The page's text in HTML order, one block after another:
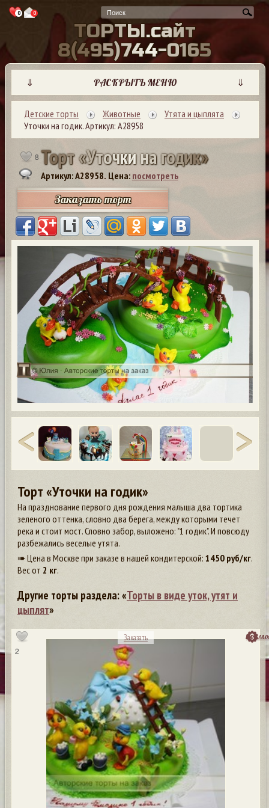
0 0
ТОРТЫ.сайт
8(495)744-0165
⇓ РАСКРЫТЬ МЕНЮ ⇓
Детские торты Животные
Утята и цыплята
Уточки на годик. Артикул: А28958
8 Торт«Уточкинагодик»
Артикул: A28958. Цена: посмотреть
Заказать торт
Торт «Уточки на годик»
На празднование первого дня рождения малыша два тортика
зеленого оттенка, словно два берега, между которыми течет
река и стоит мост. Словно забор, выложено: "1 годик". И повсюду
разбежались веселые утята.
➠ Цена в Москве при заказе в нашей кондитерской: 1450 руб/кг.
Вес от 2 кг.
Другие торты раздела: «Торты в виде уток, утят и
цыплят»
2
Заказать